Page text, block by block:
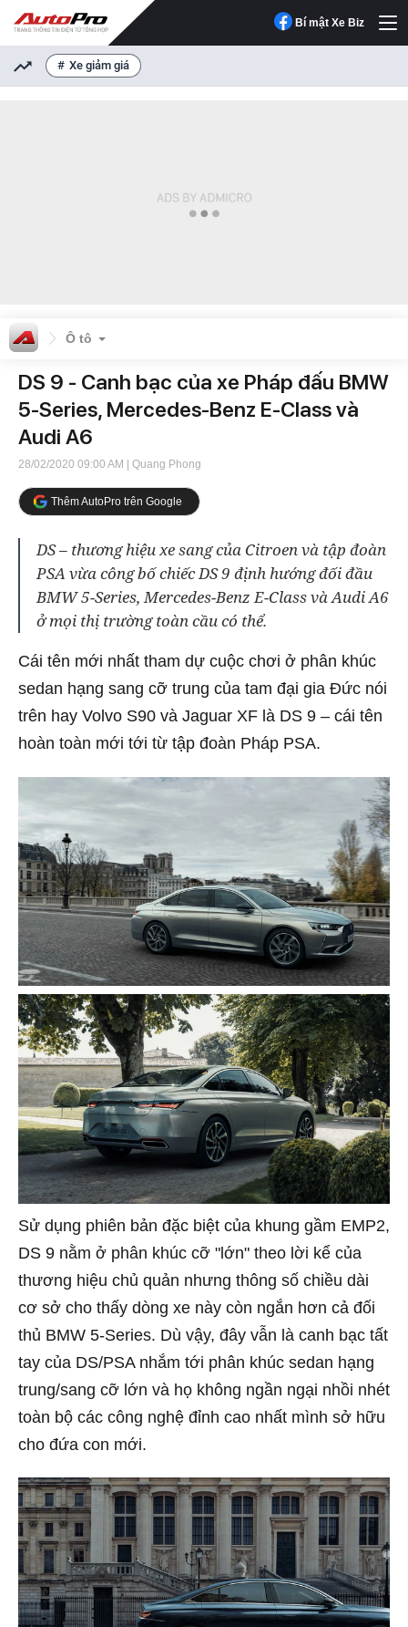
Bí mật Xe Biz
Xe giảm giá
Ô tô
DS 9 - Canh bạc của xe Pháp đấu BMW
5-Series, Mercedes-Benz E-Class và
Audi A6
28/02/2020 09:00 AM | Quang Phong
Thêm AutoPro trên Google
DS – thương hiệu xe sang của Citroen và tập đoàn
PSA vừa công bố chiếc DS 9 định hướng đối đầu
BMW 5-Series, Mercedes-Benz E-Class và Audi A6
ở mọi thị trường toàn cầu có thể.
Cái tên mới nhất tham dự cuộc chơi ở phân khúc
sedan hạng sang cỡ trung của tam đại gia Đức nói
trên hay Volvo S90 và Jaguar XF là DS 9 – cái tên
hoàn toàn mới tới từ tập đoàn Pháp PSA.
Sử dụng phiên bản đặc biệt của khung gầm EMP2,
DS 9 nằm ở phân khúc cỡ "lớn" theo lời kể của
thương hiệu chủ quản nhưng thông số chiều dài
cơ sở cho thấy dòng xe này còn ngắn hơn cả đối
thủ BMW 5-Series. Dù vậy, đây vẫn là canh bạc tất
tay của DS/PSA nhắm tới phân khúc sedan hạng
trung/sang cỡ lớn và họ không ngần ngại nhồi nhét
toàn bộ các công nghệ đỉnh cao nhất mình sở hữu
cho đứa con mới.